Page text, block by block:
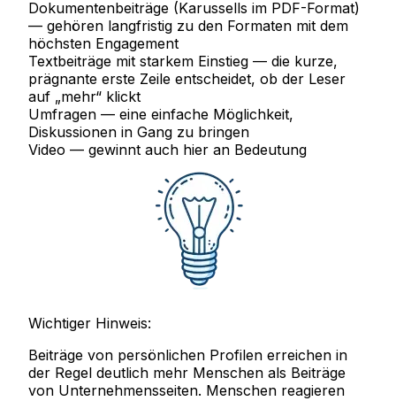
Dokumentenbeiträge (Karussells im PDF-Format)
— gehören langfristig zu den Formaten mit dem
höchsten Engagement
Textbeiträge mit starkem Einstieg — die kurze,
prägnante erste Zeile entscheidet, ob der Leser
auf „mehr“ klickt
Umfragen — eine einfache Möglichkeit,
Diskussionen in Gang zu bringen
Video — gewinnt auch hier an Bedeutung
Wichtiger Hinweis:
Beiträge von persönlichen Profilen erreichen in
der Regel deutlich mehr Menschen als Beiträge
von Unternehmensseiten. Menschen reagieren